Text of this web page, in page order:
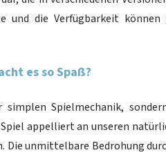
und die Verfügbarkeit
es so Spaß?
Spielmechanik,
Spiel appelliert an unseren
Die unmittelbare Bedrohung